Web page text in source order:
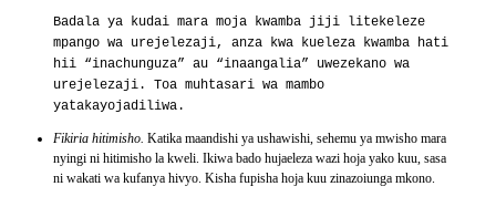
Badala ya kudai mara moja kwamba jiji litekeleze
mpango wa urejelezaji, anza kwa kueleza kwamba hati
hii “inachunguza” au “inaangalia” uwezekano wa
urejelezaji. Toa muhtasari wa mambo
yatakayojadiliwa.
Fikiria hitimisho. Katika maandishi ya ushawishi, sehemu ya mwisho mara
nyingi ni hitimisho la kweli. Ikiwa bado hujaeleza wazi hoja yako kuu, sasa
ni wakati wa kufanya hivyo. Kisha fupisha hoja kuu zinazoiunga mkono.